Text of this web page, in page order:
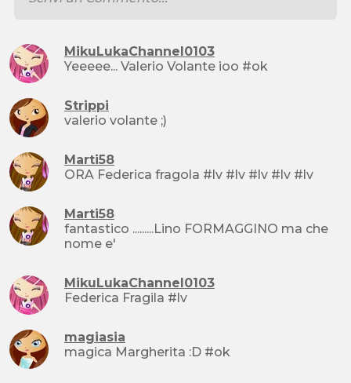
MikuLukaChannel0103
Yeeeee... Valerio Volante ioo #ok
Strippi
valerio volante ;)
Marti58
ORA Federica fragola #lv #lv #lv #lv #lv
Marti58
fantastico .........Lino FORMAGGINO ma che
nome e'
MikuLukaChannel0103
Federica Fragila #lv
magiasia
magica Margherita :D #ok